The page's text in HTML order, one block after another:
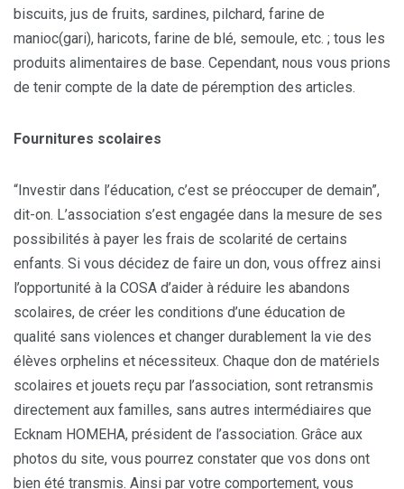
biscuits, jus de fruits, sardines, pilchard, farine de
manioc(gari), haricots, farine de blé, semoule, etc. ; tous les
produits alimentaires de base. Cependant, nous vous prions
de tenir compte de la date de péremption des articles.
Fournitures scolaires
“Investir dans l’éducation, c’est se préoccuper de demain”,
dit-on. L’association s’est engagée dans la mesure de ses
possibilités à payer les frais de scolarité de certains
enfants. Si vous décidez de faire un don, vous offrez ainsi
l’opportunité à la COSA d’aider à réduire les abandons
scolaires, de créer les conditions d’une éducation de
qualité sans violences et changer durablement la vie des
élèves orphelins et nécessiteux. Chaque don de matériels
scolaires et jouets reçu par l’association, sont retransmis
directement aux familles, sans autres intermédiaires que
Ecknam HOMEHA, président de l’association. Grâce aux
photos du site, vous pourrez constater que vos dons ont
bien été transmis. Ainsi par votre comportement, vous